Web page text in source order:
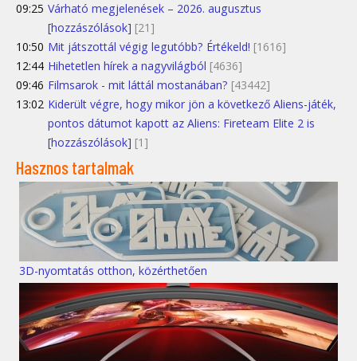
09:25 Várható megjelenések – 2026. augusztus
[hozzászólások] [21]
10:50 Mit játszottál végig legutóbb? Értékeld! [1616]
12:44 Hihetetlen hírek a nagyvilágból [4636]
09:46 Filmsarok - mit láttál mostanában? [43442]
13:02 Kiderült végre, hogy mikor jön a következő Aliens-játék,
pontos dátumot kapott az Aliens: Fireteam Elite 2 is
[hozzászólások] [1]
Hasznos tartalmak
3D-nyomtatás otthon, közérthetően